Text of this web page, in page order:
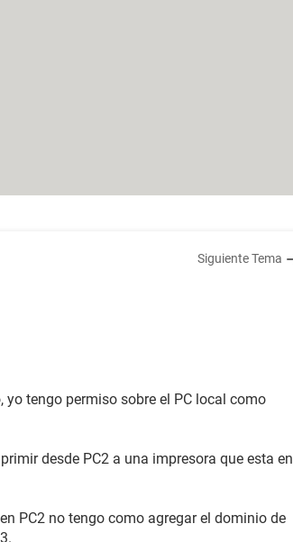
Siguiente Tema
yo tengo permiso sobre el PC local como
desde PC2 a una impresora que esta en
PC2 no tengo como agregar el dominio de